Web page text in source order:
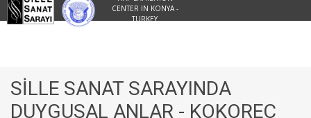
CENTER IN KONYA -
TURKEY
SİLLE SANAT SARAYINDA
DUYGUSAL ANLAR - KOKOREÇ